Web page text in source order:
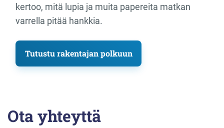
kertoo, mitä lupia ja muita papereita matkan
varrella pitää hankkia.
Tutustu rakentajan polkuun
Ota yhteyttä